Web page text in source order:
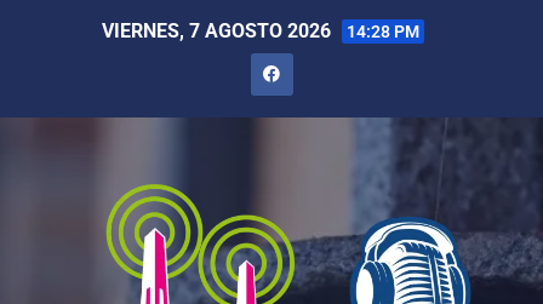
VIERNES, 7 AGOSTO 2026 14:28 PM